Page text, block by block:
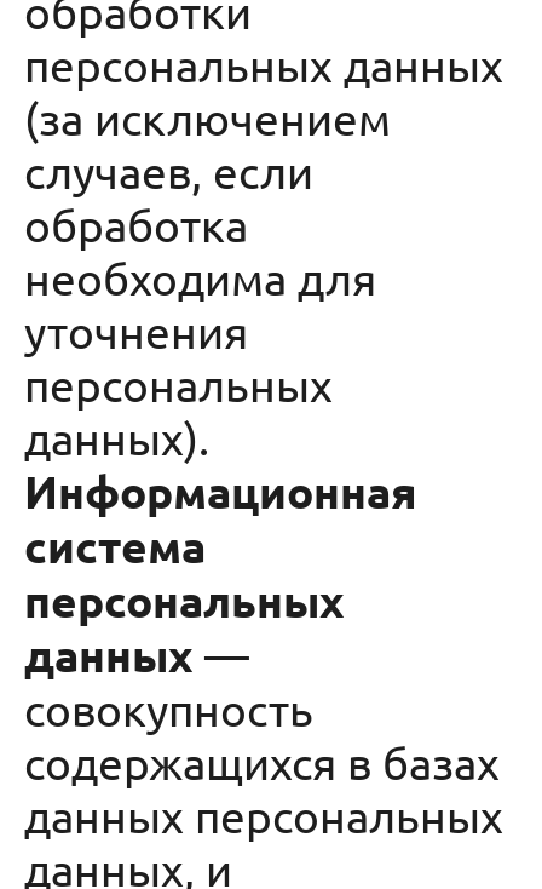
обработки
персональных данных
(за исключением
случаев, если
обработка
необходима для
уточнения
персональных
данных).
Информационная
система
персональных
данных —
совокупность
содержащихся в базах
данных персональных
данных, и